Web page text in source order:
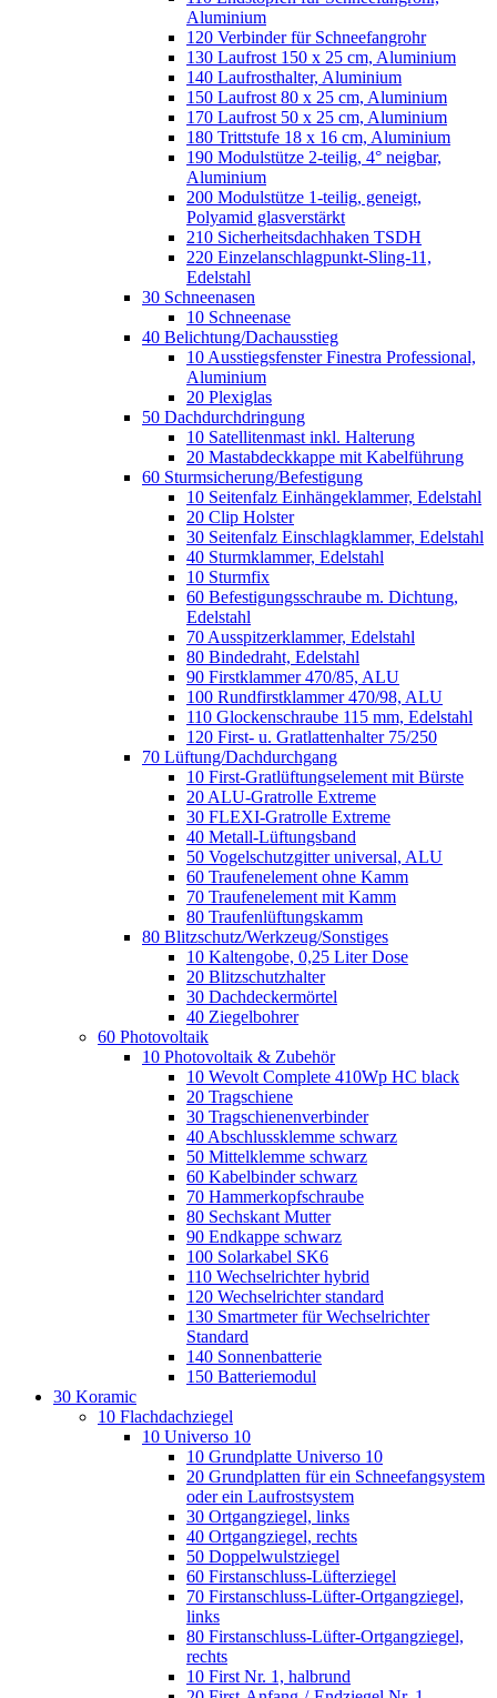
Aluminium
120 Verbinder für Schneefangrohr
130 Laufrost 150 x 25 cm, Aluminium
140 Laufrosthalter, Aluminium
150 Laufrost 80 x 25 cm, Aluminium
170 Laufrost 50 x 25 cm, Aluminium
180 Trittstufe 18 x 16 cm, Aluminium
190 Modulstütze 2-teilig, 4° neigbar,
Aluminium
200 Modulstütze 1-teilig, geneigt,
Polyamid glasverstärkt
210 Sicherheitsdachhaken TSDH
220 Einzelanschlagpunkt-Sling-11,
Edelstahl
30 Schneenasen
10 Schneenase
40 Belichtung/Dachausstieg
10 Ausstiegsfenster Finestra Professional,
Aluminium
20 Plexiglas
50 Dachdurchdringung
10 Satellitenmast inkl. Halterung
20 Mastabdeckkappe mit Kabelführung
60 Sturmsicherung/Befestigung
10 Seitenfalz Einhängeklammer, Edelstahl
20 Clip Holster
30 Seitenfalz Einschlagklammer, Edelstahl
40 Sturmklammer, Edelstahl
10 Sturmfix
60 Befestigungsschraube m. Dichtung,
Edelstahl
70 Ausspitzerklammer, Edelstahl
80 Bindedraht, Edelstahl
90 Firstklammer 470/85, ALU
100 Rundfirstklammer 470/98, ALU
110 Glockenschraube 115 mm, Edelstahl
120 First- u. Gratlattenhalter 75/250
70 Lüftung/Dachdurchgang
10 First-Gratlüftungselement mit Bürste
20 ALU-Gratrolle Extreme
30 FLEXI-Gratrolle Extreme
40 Metall-Lüftungsband
50 Vogelschutzgitter universal, ALU
60 Traufenelement ohne Kamm
70 Traufenelement mit Kamm
80 Traufenlüftungskamm
80 Blitzschutz/Werkzeug/Sonstiges
10 Kaltengobe, 0,25 Liter Dose
20 Blitzschutzhalter
30 Dachdeckermörtel
40 Ziegelbohrer
60 Photovoltaik
10 Photovoltaik & Zubehör
10 Wevolt Complete 410Wp HC black
20 Tragschiene
30 Tragschienenverbinder
40 Abschlussklemme schwarz
50 Mittelklemme schwarz
60 Kabelbinder schwarz
70 Hammerkopfschraube
80 Sechskant Mutter
90 Endkappe schwarz
100 Solarkabel SK6
110 Wechselrichter hybrid
120 Wechselrichter standard
130 Smartmeter für Wechselrichter
Standard
140 Sonnenbatterie
150 Batteriemodul
30 Koramic
10 Flachdachziegel
10 Universo 10
10 Grundplatte Universo 10
20 Grundplatten für ein Schneefangsystem
oder ein Laufrostsystem
30 Ortgangziegel, links
40 Ortgangziegel, rechts
50 Doppelwulstziegel
60 Firstanschluss-Lüfterziegel
70 Firstanschluss-Lüfter-Ortgangziegel,
links
80 Firstanschluss-Lüfter-Ortgangziegel,
rechts
10 First Nr. 1, halbrund